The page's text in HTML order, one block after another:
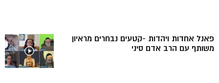
פאנל אחדות ויהדות -קטעים נבחרים מראיון
משותף עם הרב אדם סיני